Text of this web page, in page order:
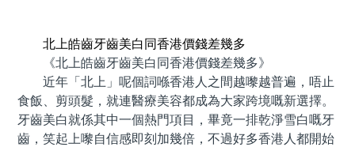
北上皓齒牙齒美白同香港價錢差幾多
《北上皓齒牙齒美白同香港價錢差幾多》
近年「北上」呢個詞喺香港人之間越嚟越普遍，唔止
食飯、剪頭髮，就連醫療美容都成為大家跨境嘅新選擇。
牙齒美白就係其中一個熱門項目，畢竟一排乾淨雪白嘅牙
齒，笑起上嚟自信感即刻加幾倍，不過好多香港人都開始